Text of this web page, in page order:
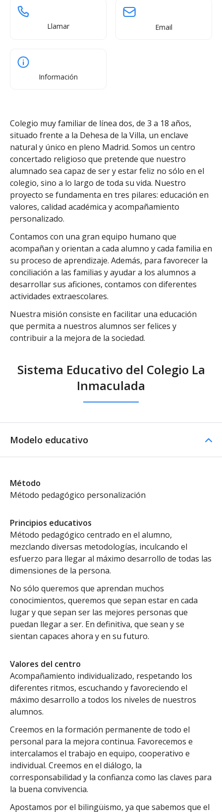
Llamar Email
Información
Colegio muy familiar de línea dos, de 3 a 18 años,
situado frente a la Dehesa de la Villa, un enclave
natural y único en pleno Madrid. Somos un centro
concertado religioso que pretende que nuestro
alumnado sea capaz de ser y estar feliz no sólo en el
colegio, sino a lo largo de toda su vida. Nuestro
proyecto se fundamenta en tres pilares: educación en
valores, calidad académica y acompañamiento
personalizado.
Contamos con una gran equipo humano que
acompañan y orientan a cada alumno y cada familia en
su proceso de aprendizaje. Además, para favorecer la
conciliación a las familias y ayudar a los alumnos a
desarrollar sus aficiones, contamos con diferentes
actividades extraescolares.
Nuestra misión consiste en facilitar una educación
que permita a nuestros alumnos ser felices y
contribuir a la mejora de la sociedad.
Sistema Educativo del Colegio La
Inmaculada
Modelo educativo
Método
Método pedagógico personalización
Principios educativos
Método pedagógico centrado en el alumno,
mezclando diversas metodologías, inculcando el
esfuerzo para llegar al máximo desarrollo de todas las
dimensiones de la persona.
No sólo queremos que aprendan muchos
conocimientos, queremos que sepan estar en cada
lugar y que sepan ser las mejores personas que
puedan llegar a ser. En definitiva, que sean y se
sientan capaces ahora y en su futuro.
Valores del centro
Acompañamiento individualizado, respetando los
diferentes ritmos, escuchando y favoreciendo el
máximo desarrollo a todos los niveles de nuestros
alumnos.
Creemos en la formación permanente de todo el
personal para la mejora continua. Favorecemos e
intercalamos el trabajo en equipo, cooperativo e
individual. Creemos en el diálogo, la
corresponsabilidad y la confianza como las claves para
la buena convivencia.
Apostamos por el bilingüismo, ya que sabemos que el